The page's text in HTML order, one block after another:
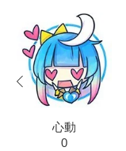
心動
0
prev